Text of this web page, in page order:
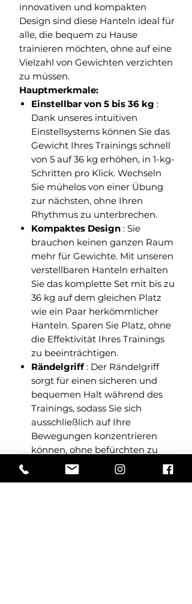
innovativen und kompakten
Design sind diese Hanteln ideal für
alle, die bequem zu Hause
trainieren möchten, ohne auf eine
Vielzahl von Gewichten verzichten
zu müssen.
Hauptmerkmale:
Einstellbar von 5 bis 36 kg :
Dank unseres intuitiven
Einstellsystems können Sie das
Gewicht Ihres Trainings schnell
von 5 auf 36 kg erhöhen, in 1-kg-
Schritten pro Klick. Wechseln
Sie mühelos von einer Übung
zur nächsten, ohne Ihren
Rhythmus zu unterbrechen.
Kompaktes Design : Sie
brauchen keinen ganzen Raum
mehr für Gewichte. Mit unseren
verstellbaren Hanteln erhalten
Sie das komplette Set mit bis zu
36 kg auf dem gleichen Platz
wie ein Paar herkömmlicher
Hanteln. Sparen Sie Platz, ohne
die Effektivität Ihres Trainings
zu beeinträchtigen.
Rändelgriff: Der Rändelgriff
sorgt für einen sicheren und
bequemen Halt während des
Trainings, sodass Sie sich
ausschließlich auf Ihre
Bewegungen konzentrieren
können, ohne befürchten zu
müssen, dass Ihnen der Lenker
aus den Händen rutscht.